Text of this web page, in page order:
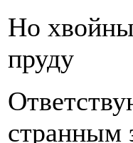
Но
пруду
странным